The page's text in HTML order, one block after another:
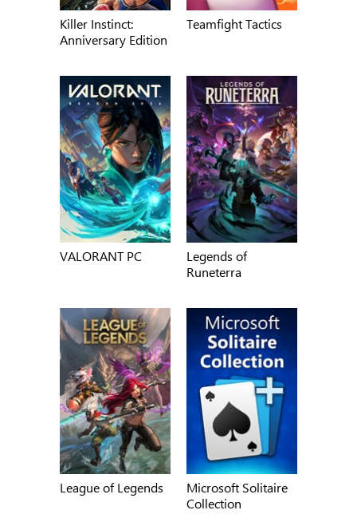
Killer Instinct:
Anniversary Edition
Teamfight Tactics
VALORANT PC
Legends of
Runeterra
League of Legends
Microsoft Solitaire
Collection